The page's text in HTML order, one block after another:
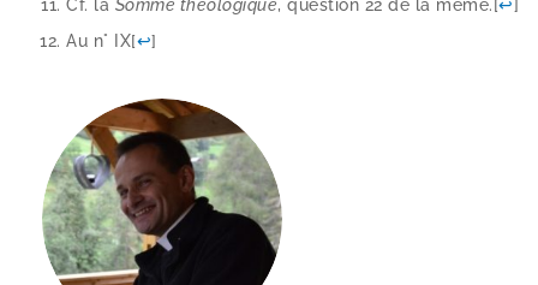
Cf. la Somme théo­lo­gique, ques­tion 22 de la même.[↩]
Au n° IX[↩]